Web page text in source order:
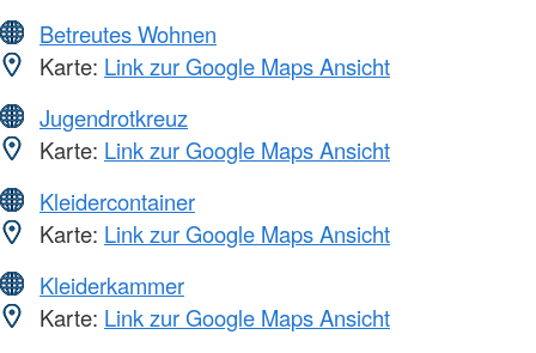
Betreutes Wohnen
Karte: Link zur Google Maps Ansicht
Jugendrotkreuz
Karte: Link zur Google Maps Ansicht
Kleidercontainer
Karte: Link zur Google Maps Ansicht
Kleiderkammer
Karte: Link zur Google Maps Ansicht